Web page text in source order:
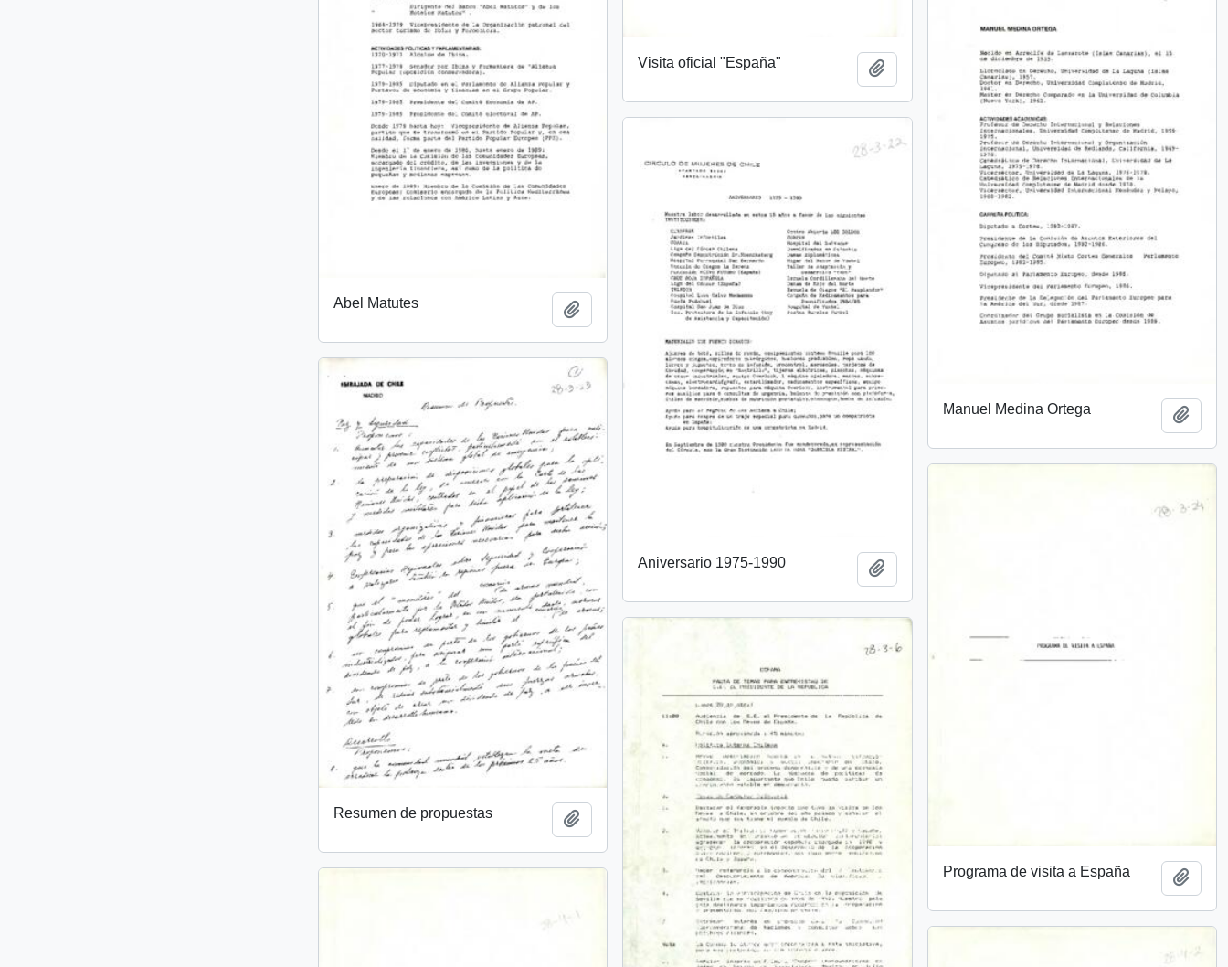
Visita oficial "España" Añadir al portapapeles
Abel Matutes Añadir al portapapeles
Manuel Medina Ortega
Aniversario 1975-1990 Añadir al portapapeles
Resumen de propuestas Añadir al portapapeles
Programa de visita a España